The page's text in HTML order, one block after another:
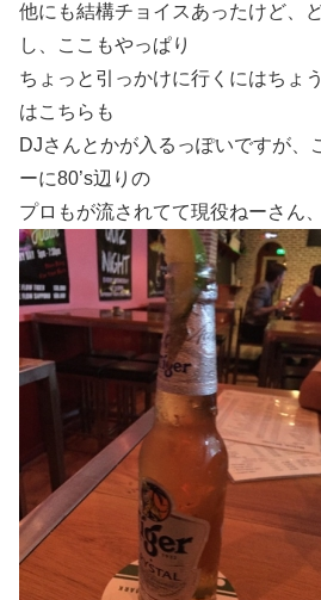
他にも結構チョイスあったけど、
し、ここもやっぱり
ちょっと引っかけに行くにはちょ
はこちらも
DJさんとかが入るっぽいですが、
ーに80’s辺りの
プロもが流されてて現役ねーさん